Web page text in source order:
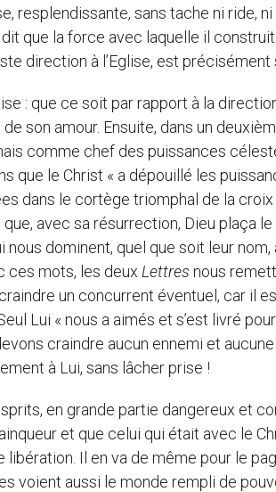
resplendissante, sans tache ni ride, ni
que la force avec laquelle il construit
direction à l’Eglise, est précisément
: que ce soit par rapport à la
son amour. Ensuite, dans un
comme chef des puissances
que le Christ « a dépouillé les
dans le cortège triomphal de la croix
avec sa résurrection, Dieu plaça le
dominent, quel que soit leur nom,
ces mots, les deux Lettres nous
un concurrent éventuel, car il
Lui « nous a aimés et s’est livré
craindre aucun ennemi et
à Lui, sans lâcher prise !
en grande partie dangereux et
et que celui qui était avec le
Il en va de même pour le
voient aussi le monde rempli de